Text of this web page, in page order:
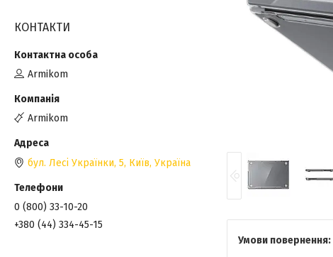
КОНТАКТИ
Armikom
Armikom
бул. Лесі Українки, 5, Київ, Україна
0 (800) 33-10-20
+380 (44) 334-45-15